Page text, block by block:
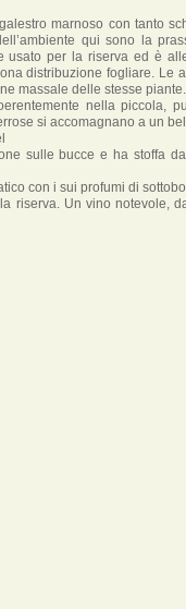
marnoso con tanto
qui sono la
usato per la riserva ed è
distribuzione fogliare. Le
massale delle stesse piante.
nella piccola,
si accomagnano a un
sulle bucce e ha stoffa
con i sui profumi di
riserva. Un vino notevole,